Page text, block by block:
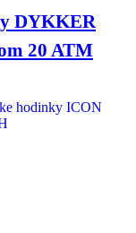
DYKKER
20 ATM